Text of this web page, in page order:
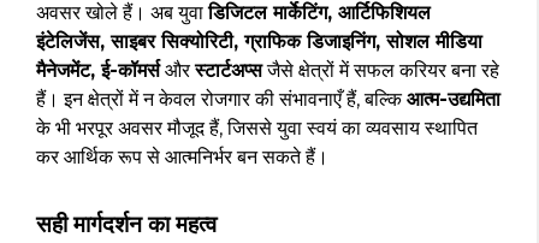
अवसर खोले हैं। अब युवाडिजिटल मार्केटिंग, आर्टिफिशियल
इंटेलिजेंस, साइबर सिक्योरिटी, ग्राफिक डिजाइनिंग, सोशल मीडिया
मैनेजमेंट, ई-कॉमर्सऔरस्टार्टअप्सजैसे क्षेत्रों में सफल करियर बना रहे
हैं। इन क्षेत्रों में न केवल रोजगार की संभावनाएँ हैं, बल्किआत्म-उद्यमिता
के भी भरपूर अवसर मौजूद हैं, जिससे युवा स्वयं का व्यवसाय स्थापित
कर आर्थिक रूप से आत्मनिर्भर बन सकते हैं।
सही मार्गदर्शन का महत्व